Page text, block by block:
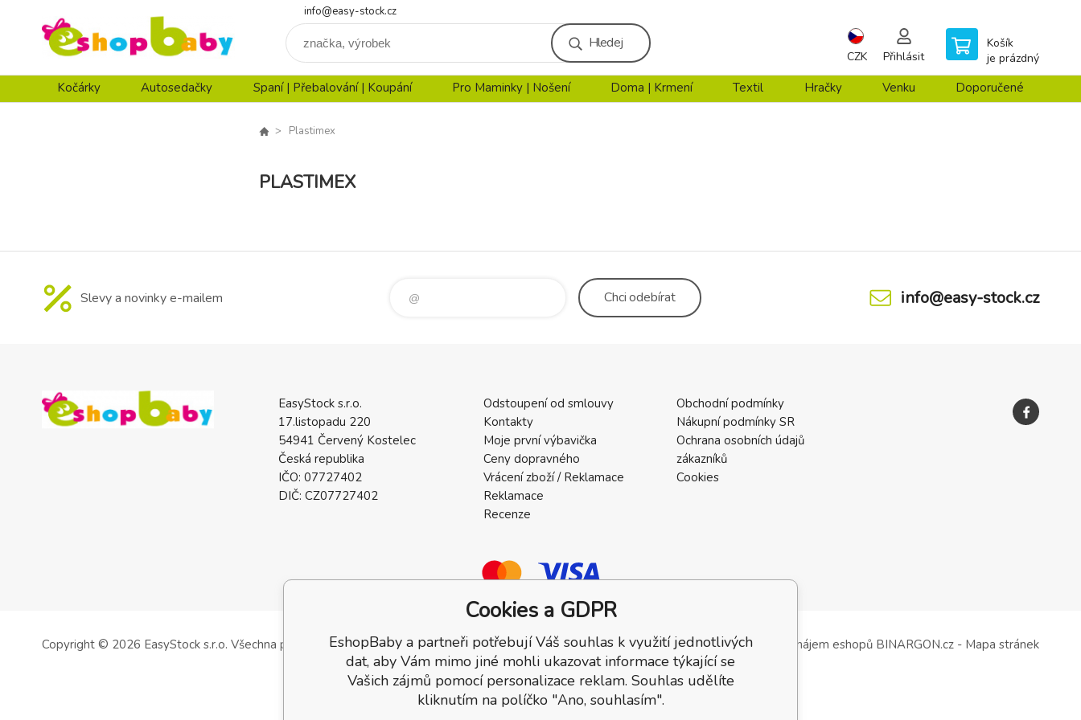
info@easy-stock.cz
Hledej
CZK Přihlásit
Košík
je prázdný
Kočárky Autosedačky Spaní | Přebalování | Koupání Pro Maminky | Nošení Doma | Krmení Textil Hračky Venku Doporučené
Plastimex
PLASTIMEX
Slevy a novinky e-mailem Chciodebírat info@easy-stock.cz
EasyStock s.r.o.
17.listopadu 220
54941 Červený Kostelec
Česká republika
IČO: 07727402
DIČ: CZ07727402
Odstoupení od smlouvy
Kontakty
Moje první výbavička
Ceny dopravného
Vrácení zboží / Reklamace
Reklamace
Recenze
Obchodní podmínky
Nákupní podmínky SR
Ochrana osobních údajů
zákazníků
Cookies
Copyright © 2026 EasyStock s.r.o. Všechna práva vyhrazena. Tvorba a pronájem eshopů BINARGON.cz - Mapa stránek
Cookies a GDPR
EshopBaby a partneři potřebují Váš souhlas k využití jednotlivých
dat, aby Vám mimo jiné mohli ukazovat informace týkající se
Vašich zájmů pomocí personalizace reklam. Souhlas udělíte
kliknutím na políčko "Ano, souhlasím".